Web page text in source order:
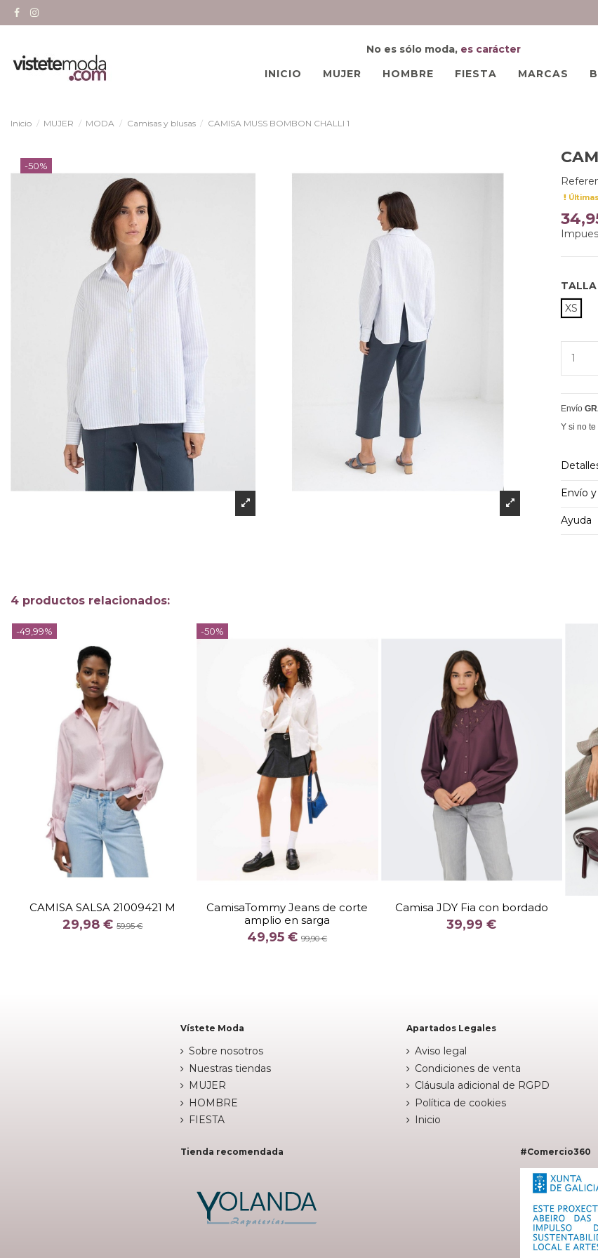
No es sólo moda, es carácter
INICIO
MUJER HOMBRE FIESTA MARCAS
Inicio MUJER MODA Camisas y blusas CAMISA MUSS BOMBON CHALLI 1
-50%
TALLA
XS
Envío
Y si no
Envío
Ayuda
4 productos relacionados:
-49,99%
CAMISA SALSA 21009421 M
29,98 €59,95 €
COLOR
-50%
CamisaTommy Jeans de corte
amplio en sarga
49,95 €99,90 €
COLOR
BLANCO
Camisa JDY Fia con bordado
39,99 €
TALLA
COLOR
Vístete Moda
Sobre nosotros
Nuestras tiendas
MUJER
HOMBRE
FIESTA
Apartados Legales
Aviso legal
Condiciones de venta
Cláusula adicional de RGPD
Política de cookies
Inicio
Tienda recomendada #Comercio360